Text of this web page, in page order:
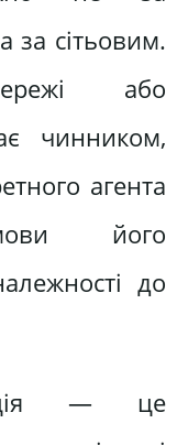
за сітьовим.
або
чинником,
агента
його
до
— це